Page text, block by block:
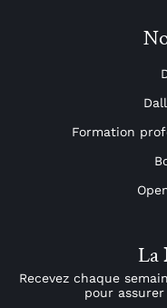
Formation
La
Recevez chaque
pour